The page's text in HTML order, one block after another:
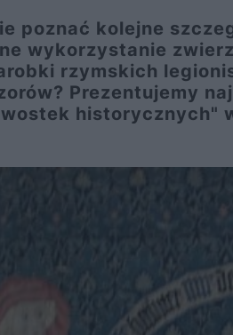
poznać kolejne
wykorzystanie
rzymskich
Prezentujemy
historycznych"